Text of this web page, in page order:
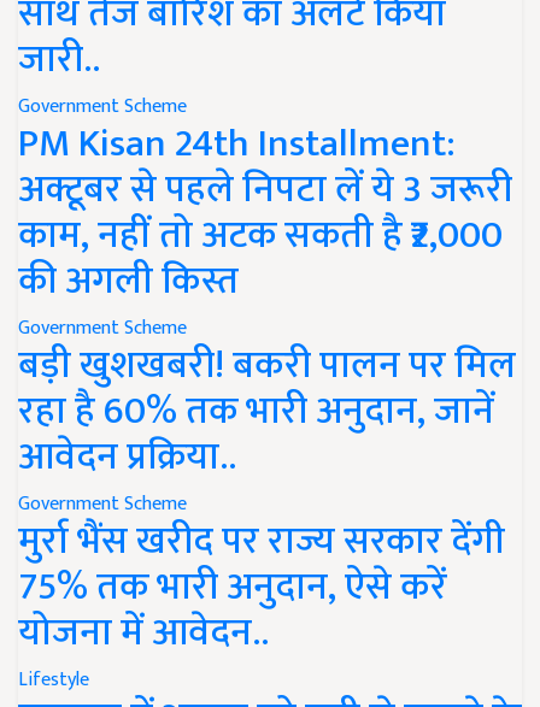
साथ तेज बारिश का अलर्ट किया
जारी..
Government Scheme
PM Kisan 24th Installment:
अक्टूबर से पहले निपटा लें ये 3 जरूरी
काम, नहीं तो अटक सकती है ₹2,000
की अगली किस्त
Government Scheme
बड़ी खुशखबरी! बकरी पालन पर मिल
रहा है 60% तक भारी अनुदान, जानें
आवेदन प्रक्रिया..
Government Scheme
मुर्रा भैंस खरीद पर राज्य सरकार देंगी
75% तक भारी अनुदान, ऐसे करें
योजना में आवेदन..
Lifestyle